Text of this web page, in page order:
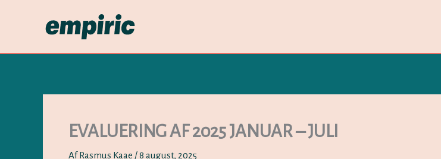
EVALUERING AF 2025 JANUAR – JULI
AfRasmus Kaae /8 august, 2025